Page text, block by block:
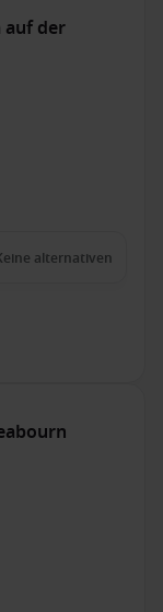
auf der
alternativen